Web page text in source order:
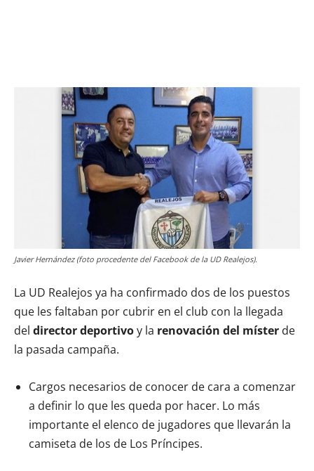
Javier Hernández (foto procedente del Facebook de la UD Realejos).
La UD Realejos ya ha confirmado dos de los puestos
que les faltaban por cubrir en el club con la llegada
del director deportivoy la renovación del míster de
la pasada campaña.
Cargos necesarios de conocer de cara a comenzar
a definir lo que les queda por hacer. Lo más
importante el elenco de jugadores que llevarán la
camiseta de los de Los Príncipes.